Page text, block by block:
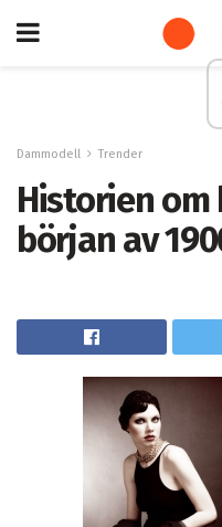
Dammodell Trender
Historien om
början av